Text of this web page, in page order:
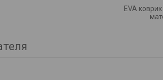
EVA